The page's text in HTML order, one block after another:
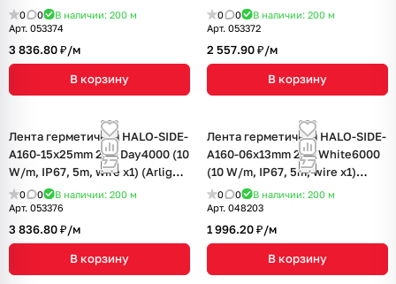
(Arlight, Силикон, 3 года)
0 0 В наличии: 200 м
Арт. 053374
3 836.80 ₽/м
В корзину
(Arlight, Силикон, 3 года)
0 0 В наличии: 200 м
Арт. 053372
2 557.90 ₽/м
В корзину
Лента герметичная HALO-SIDE-
A160-15x25mm 24V Day4000 (10
W/m, IP67, 5m, wire x1) (Arlight,
Силикон, 3 года)
0 0 В наличии: 200 м
Арт. 053376
3 836.80 ₽/м
В корзину
Лента герметичная HALO-SIDE-
A160-06x13mm 24V White6000
(10 W/m, IP67, 5m, wire x1)
(Arlight, Силикон, 3 года)
0 0 В наличии: 200 м
Арт. 048203
1 996.20 ₽/м
В корзину